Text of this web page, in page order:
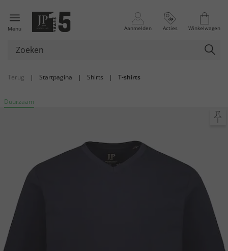
Menu Aanmelden Acties Winkelwagen
Terug | Startpagina | Shirts | T-shirts
Duurzaam